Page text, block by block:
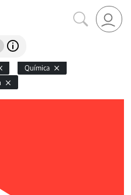
Química